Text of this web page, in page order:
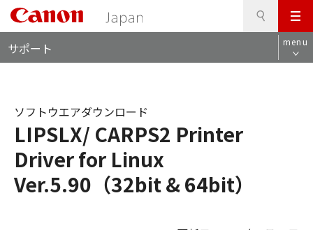
メ
ニ
ュ
サポート menu
LIPSLX/ CARPS2 Printer
Driver for Linux
Ver.5.90（32bit & 64bit）
ソフトウエアダウンロード